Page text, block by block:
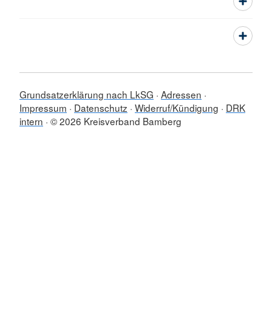
Grundsatzerklärung nach LkSG Adressen
Impressum
Datenschutz Widerruf/Kündigung
DRK
intern © 2026 Kreisverband Bamberg